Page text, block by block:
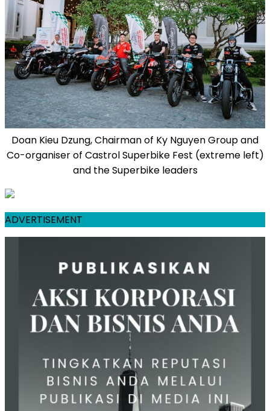
Doan Kieu Dzung, Chairman of Ky Nguyen Group and
Co-organiser of Castrol Superbike Fest (extreme left)
and the Superbike leaders
ADVERTISEMENT